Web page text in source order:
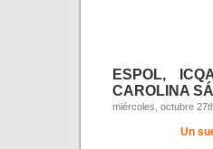
ESPOL,
CAROLINA
miércoles, octubre
Un